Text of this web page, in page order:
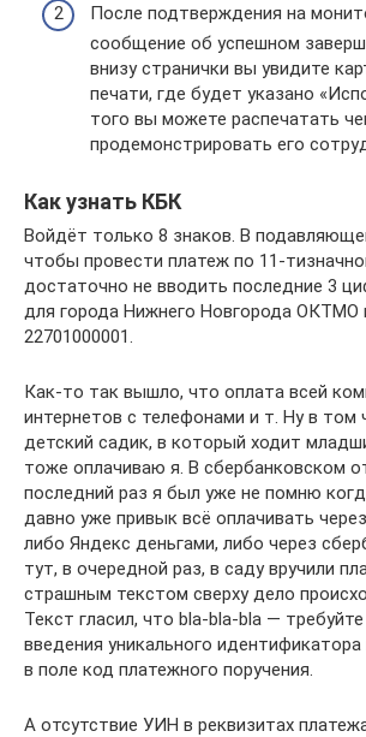
После подтверждения на
сообщение об успешном
внизу странички вы увидите
печати, где будет указано
того вы можете распечатать
продемонстрировать его
Как узнать КБК
Войдёт только 8 знаков. В
чтобы провести платеж по 11-
достаточно не вводить последние 3
для города Нижнего Новгорода ОКТМО
22701000001.
Как-то так вышло, что оплата всей
интернетов с телефонами и т. Ну в том
детский садик, в который ходит
тоже оплачиваю я. В сбербанковском
последний раз я был уже не помню
давно уже привык всё оплачивать
либо Яндекс деньгами, либо через
тут, в очередной раз, в саду вручили
страшным текстом сверху дело
Текст гласил, что bla-bla-bla —
введения уникального
в поле код платежного поручения.
А отсутствие УИН в реквизитах